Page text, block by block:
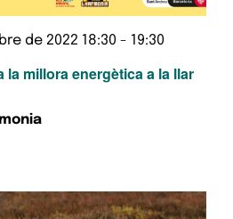
la millora energètica a la llar
de 2022 18:30 - 19:30